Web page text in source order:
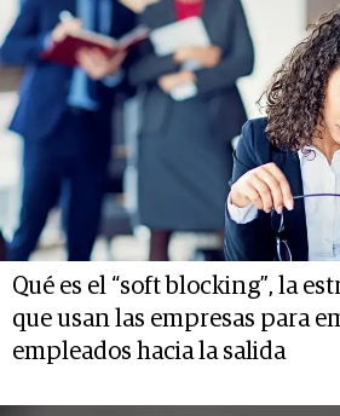
Qué es el “soft blocking”, la
que usan las empresas para
empleados hacia la salida